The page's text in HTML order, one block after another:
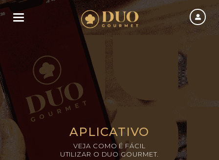
Toggle navigation
APLICATIVO
VEJA COMO É FÁCIL
UTILIZAR O DUO GOURMET.